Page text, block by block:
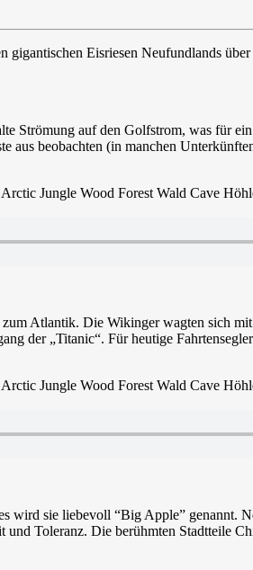
Eisriesen Neufundlands
Strömung auf den Golfstrom, was für
beobachten (in manchen
Atlantik. Die Wikinger wagten sich
der „Titanic“. Für heutige
wird sie liebevoll “Big Apple” genannt.
Toleranz. Die berühmten Stadtteile